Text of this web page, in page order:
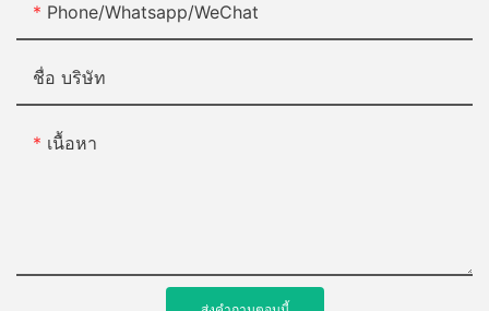
Phone/Whatsapp/WeChat
ชื่อ บริษัท
เนื้อหา